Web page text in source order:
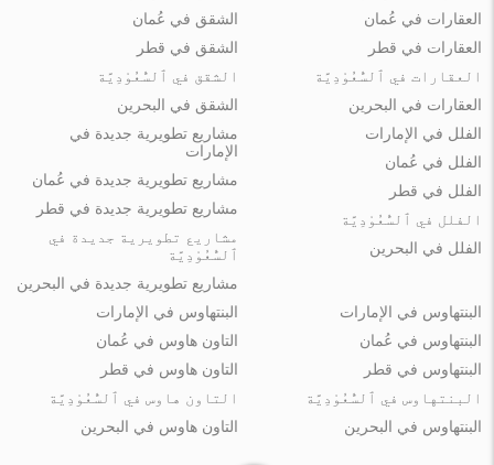
العقارات في عُمان
العقارات في قطر
العقارات في ٱلسُّعُوْدِيَّة
العقارات في البحرين
الشقق في عُمان
الشقق في قطر
الشقق في ٱلسُّعُوْدِيَّة
الشقق في البحرين
الفلل في الإمارات
الفلل في عُمان
الفلل في قطر
الفلل في ٱلسُّعُوْدِيَّة
الفلل في البحرين
مشاريع تطويرية جديدة في
الإمارات
مشاريع تطويرية جديدة في عُمان
مشاريع تطويرية جديدة في قطر
مشاريع تطويرية جديدة في
ٱلسُّعُوْدِيَّة
مشاريع تطويرية جديدة في البحرين
البنتهاوس في الإمارات
البنتهاوس في عُمان
البنتهاوس في قطر
البنتهاوس في ٱلسُّعُوْدِيَّة
البنتهاوس في البحرين
البنتهاوس في الإمارات
التاون هاوس في عُمان
التاون هاوس في قطر
التاون هاوس في ٱلسُّعُوْدِيَّة
التاون هاوس في البحرين